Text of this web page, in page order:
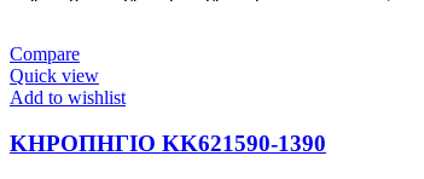
Compare
Quick view
Add to wishlist
ΚΗΡΟΠΗΓΙΟ KK621590-1390